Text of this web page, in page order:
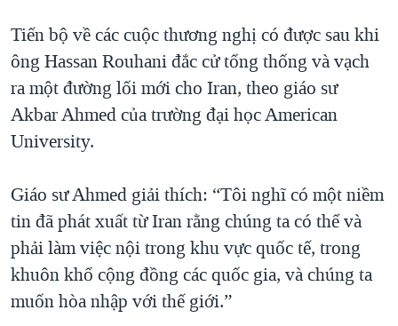
Tiến bộ về các cuộc thương nghị có được sau khi
ông Hassan Rouhani đắc cử tổng thống và vạch
ra một đường lối mới cho Iran, theo giáo sư
Akbar Ahmed của trường đại học American
University.
Giáo sư Ahmed giải thích: “Tôi nghĩ có một niềm
tin đã phát xuất từ Iran rằng chúng ta có thể và
phải làm việc nội trong khu vực quốc tế, trong
khuôn khổ cộng đồng các quốc gia, và chúng ta
muốn hòa nhập với thế giới.”